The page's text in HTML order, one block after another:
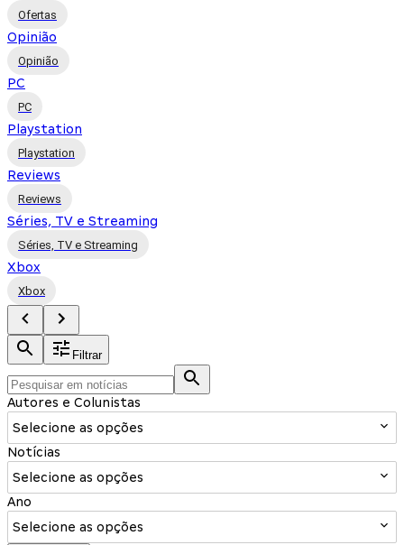
Ofertas
Opinião
Opinião
PC
PC
Playstation
Playstation
Reviews
Reviews
Séries, TV e Streaming
Séries, TV e Streaming
Xbox
Xbox
Filtrar
Autores e Colunistas
Selecione as opções
Notícias
Selecione as opções
Ano
Selecione as opções